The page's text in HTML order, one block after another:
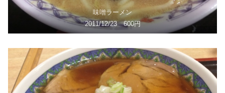
味噌ラーメン
2011/12/23 600円